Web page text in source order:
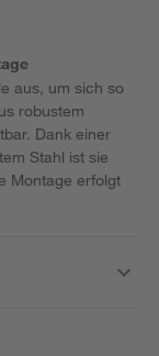
aus, um sich so
robustem
Dank einer
Stahl ist sie
Montage erfolgt